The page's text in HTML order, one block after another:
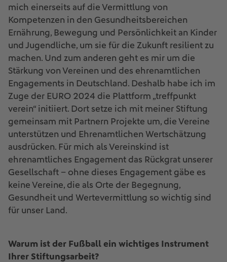
mich einerseits auf die Vermittlung von
Kompetenzen in den Gesundheitsbereichen
Ernährung, Bewegung und Persönlichkeit an Kinder
und Jugendliche, um sie für die Zukunft resilient zu
machen. Und zum anderen geht es mir um die
Stärkung von Vereinen und des ehrenamtlichen
Engagements in Deutschland. Deshalb habe ich im
Zuge der EURO 2024 die Plattform „treffpunkt
verein“ initiiert. Dort setze ich mit meiner Stiftung
gemeinsam mit Partnern Projekte um, die Vereine
unterstützen und Ehrenamtlichen Wertschätzung
ausdrücken. Für mich als Vereinskind ist
ehrenamtliches Engagement das Rückgrat unserer
Gesellschaft – ohne dieses Engagement gäbe es
keine Vereine, die als Orte der Begegnung,
Gesundheit und Wertevermittlung so wichtig sind
für unser Land.
Warum ist der Fußball ein wichtiges Instrument
Ihrer Stiftungsarbeit?